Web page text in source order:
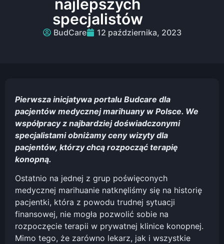
najlepszych
specjalistów
BudCare 12 października, 2023
Pierwsza inicjatywa portalu Budcare dla
pacjentów medycznej marihuany w Polsce. We
współpracy z najbardziej doświadczonymi
specjalistami obniżamy ceny wizyty dla
pacjentów, którzy chcą rozpocząć terapię
konopną.
Ostatnio na jednej z grup poświęconych
medycznej marihuanie natknęliśmy się na historię
pacjentki, która z powodu trudnej sytuacji
finansowej, nie mogła pozwolić sobie na
rozpoczęcie terapii w prywatnej klinice konopnej.
Mimo tego, że zarówno lekarz, jak i wszystkie